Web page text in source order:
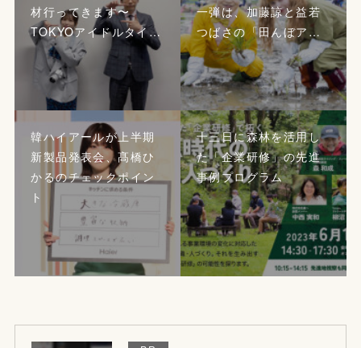
材行ってきます〜
TOKYOアイドルタイ…
一弾は、加藤諒と益若
つばさの「田んぼア…
韓ハイアールが上半期
新製品発表会、髙橋ひ
かるのチェックポイン
ト
十三日に森林を活用し
た「企業研修」の先進
事例プログラム